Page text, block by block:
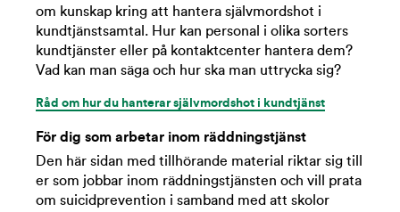
om kunskap kring att hantera självmordshot i
kundtjänstsamtal. Hur kan personal i olika sorters
kundtjänster eller på kontaktcenter hantera dem?
Vad kan man säga och hur ska man uttrycka sig?
Råd om hur du hanterar självmordshot i kundtjänst
För dig som arbetar inom räddningstjänst
Den här sidan med tillhörande material riktar sig till
er som jobbar inom räddningstjänsten och vill prata
om suicidprevention i samband med att skolor